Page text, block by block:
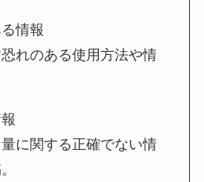
情報
れのある使用方法や情
に関する正確でない情